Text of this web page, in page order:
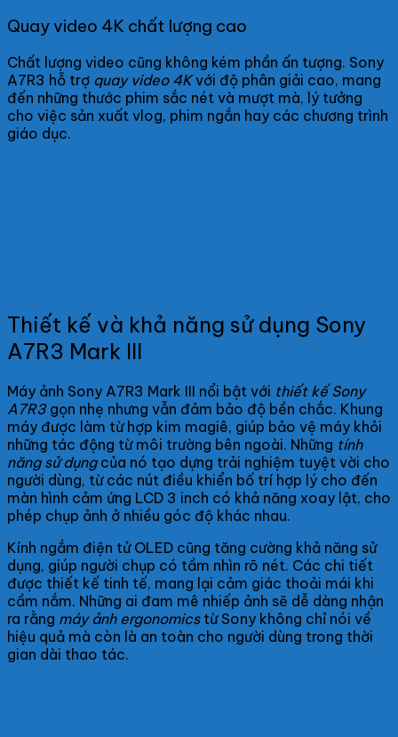
Quay video 4K chất lượng cao
Chất lượng video cũng không kém phần ấn tượng. Sony
A7R3 hỗ trợ quay video 4Kvới độ phân giải cao, mang
đến những thước phim sắc nét và mượt mà, lý tưởng
cho việc sản xuất vlog, phim ngắn hay các chương trình
giáo dục.
Thiết kế và khả năng sử dụng Sony
A7R3 Mark III
Máy ảnh Sony A7R3 Mark III nổi bật với thiết kế Sony
A7R3gọn nhẹ nhưng vẫn đảm bảo độ bền chắc. Khung
máy được làm từ hợp kim magiê, giúp bảo vệ máy khỏi
những tác động từ môi trường bên ngoài. Những tính
năng sử dụngcủa nó tạo dựng trải nghiệm tuyệt vời cho
người dùng, từ các nút điều khiển bố trí hợp lý cho đến
màn hình cảm ứng LCD 3 inch có khả năng xoay lật, cho
phép chụp ảnh ở nhiều góc độ khác nhau.
Kính ngắm điện tử OLED cũng tăng cường khả năng sử
dụng, giúp người chụp có tầm nhìn rõ nét. Các chi tiết
được thiết kế tinh tế, mang lại cảm giác thoải mái khi
cầm nắm. Những ai đam mê nhiếp ảnh sẽ dễ dàng nhận
ra rằng máy ảnh ergonomicstừ Sony không chỉ nói về
hiệu quả mà còn là an toàn cho người dùng trong thời
gian dài thao tác.